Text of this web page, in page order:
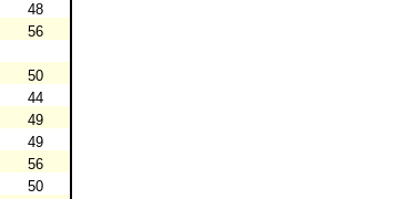
48
56
50
44
49
49
56
50